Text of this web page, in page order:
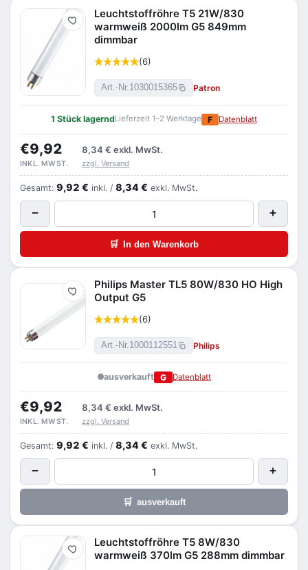
Merken
Leuchtstoffröhre T5 21W/830
warmweiß 2000lm G5 849mm
dimmbar
(6)
Art.-Nr.1030015365 Patron
1 Stück lagerndLieferzeit 1–2 Werktage F Datenblatt
€9,92 8,34 € exkl. MwSt.
INKL. MWST. zzgl. Versand
Gesamt: 9,92 € inkl. / 8,34 € exkl. MwSt.
− +
🛒 In den Warenkorb
Merken
Philips Master TL5 80W/830 HO High
Output G5
(6)
Art.-Nr.1000112551 Philips
ausverkauft G Datenblatt
€9,92 8,34 € exkl. MwSt.
INKL. MWST. zzgl. Versand
Gesamt: 9,92 € inkl. / 8,34 € exkl. MwSt.
− +
🛒 ausverkauft
Merken
Leuchtstoffröhre T5 8W/830
warmweiß 370lm G5 288mm dimmbar